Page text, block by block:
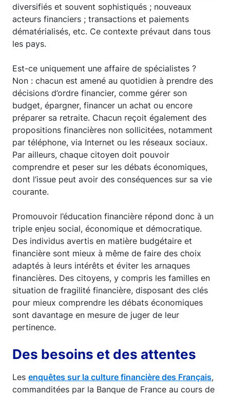
diversifiés et souvent sophistiqués ; nouveaux
acteurs financiers ; transactions et paiements
dématérialisés, etc. Ce contexte prévaut dans tous
les pays.
Est-ce uniquement une affaire de spécialistes ?
Non : chacun est amené au quotidien à prendre des
décisions d’ordre financier, comme gérer son
budget, épargner, financer un achat ou encore
préparer sa retraite. Chacun reçoit également des
propositions financières non sollicitées, notamment
par téléphone, via Internet ou les réseaux sociaux.
Par ailleurs, chaque citoyen doit pouvoir
comprendre et peser sur les débats économiques,
dont l’issue peut avoir des conséquences sur sa vie
courante.
Promouvoir l’éducation financière répond donc à un
triple enjeu social, économique et démocratique.
Des individus avertis en matière budgétaire et
financière sont mieux à même de faire des choix
adaptés à leurs intérêts et éviter les arnaques
financières. Des citoyens, y compris les familles en
situation de fragilité financière, disposant des clés
pour mieux comprendre les débats économiques
sont davantage en mesure de juger de leur
pertinence.
Des besoins et des attentes
Les enquêtes sur la culture financière des Français,
commanditées par la Banque de France au cours de